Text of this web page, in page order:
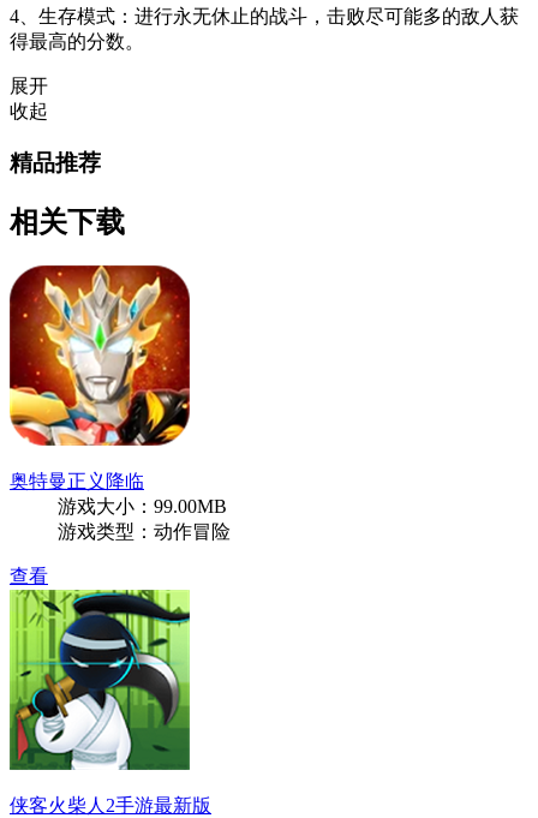
4、生存模式：进行永无休止的战斗，击败尽可能多的敌人获
得最高的分数。
展开
收起
精品推荐
相关下载
奥特曼正义降临
游戏大小：99.00MB
游戏类型：动作冒险
查看
侠客火柴人2手游最新版